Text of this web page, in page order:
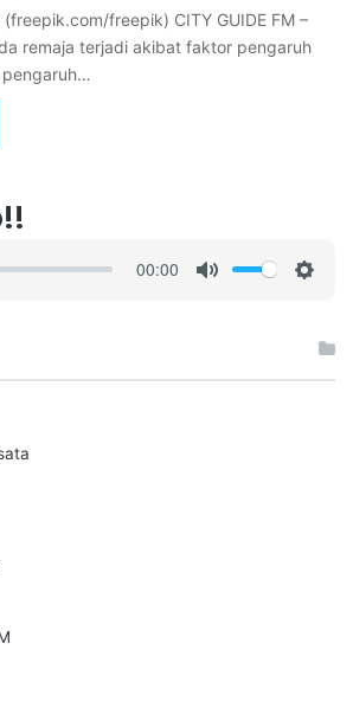
freepik) CITY GUIDE FM –
remaja terjadi akibat faktor pengaruh
00:00